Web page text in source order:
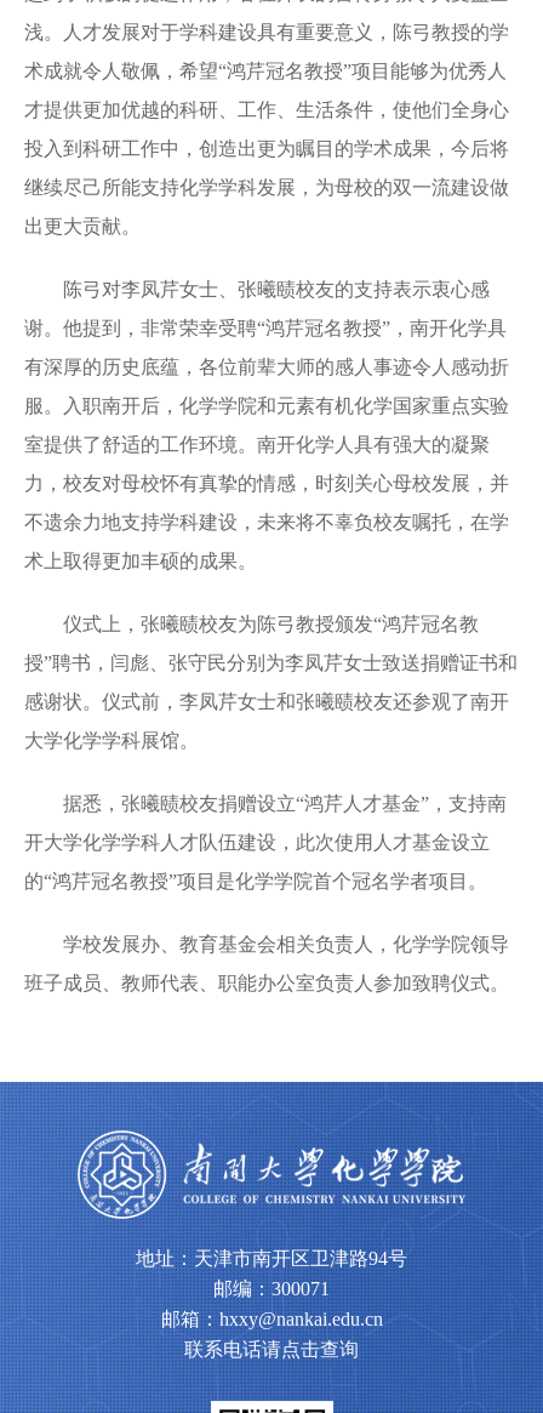
浅。人才发展对于学科建设具有重要意义，陈弓教授的学
术成就令人敬佩，希望“鸿芹冠名教授”项目能够为优秀人
才提供更加优越的科研、工作、生活条件，使他们全身心
投入到科研工作中，创造出更为瞩目的学术成果，今后将
继续尽己所能支持化学学科发展，为母校的双一流建设做
出更大贡献。
陈弓对李凤芹女士、张曦赜校友的支持表示衷心感
谢。他提到，非常荣幸受聘“鸿芹冠名教授”，南开化学具
有深厚的历史底蕴，各位前辈大师的感人事迹令人感动折
服。入职南开后，化学学院和元素有机化学国家重点实验
室提供了舒适的工作环境。南开化学人具有强大的凝聚
力，校友对母校怀有真挚的情感，时刻关心母校发展，并
不遗余力地支持学科建设，未来将不辜负校友嘱托，在学
术上取得更加丰硕的成果。
仪式上，张曦赜校友为陈弓教授颁发“鸿芹冠名教
授”聘书，闫彪、张守民分别为李凤芹女士致送捐赠证书和
感谢状。仪式前，李凤芹女士和张曦赜校友还参观了南开
大学化学学科展馆。
据悉，张曦赜校友捐赠设立“鸿芹人才基金”，支持南
开大学化学学科人才队伍建设，此次使用人才基金设立
的“鸿芹冠名教授”项目是化学学院首个冠名学者项目。
学校发展办、教育基金会相关负责人，化学学院领导
班子成员、教师代表、职能办公室负责人参加致聘仪式。
地址：天津市南开区卫津路94号
邮编：300071
邮箱：hxxy@nankai.edu.cn
联系电话请点击查询